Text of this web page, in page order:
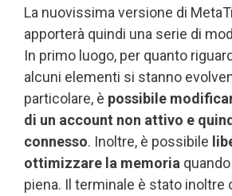
La nuovissima versione di
apporterà quindi una serie di
In primo luogo, per quanto
alcuni elementi si stanno
particolare, è possibile
di un account non attivo e
connesso. Inoltre, è possibile
ottimizzare la memoria
piena. Il terminale è stato